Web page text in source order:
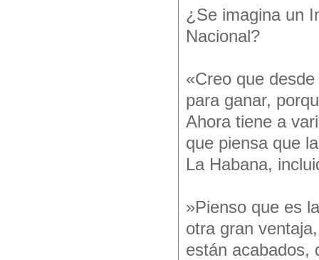
¿Se imagina un
Nacional?
«Creo que
para ganar,
Ahora tiene a
que piensa que
La Habana,
»Pienso que es
otra gran
están acabados,